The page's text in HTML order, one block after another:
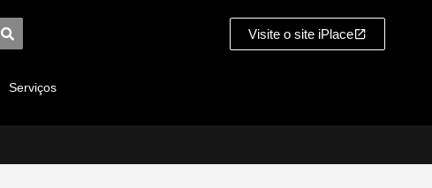
Serviços
Visite o site iPlace